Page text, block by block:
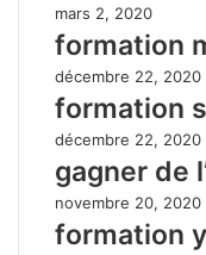
mars 2, 2020
formation
décembre 22, 2020
formation
décembre 22, 2020
gagner de
novembre 20, 2020
formation